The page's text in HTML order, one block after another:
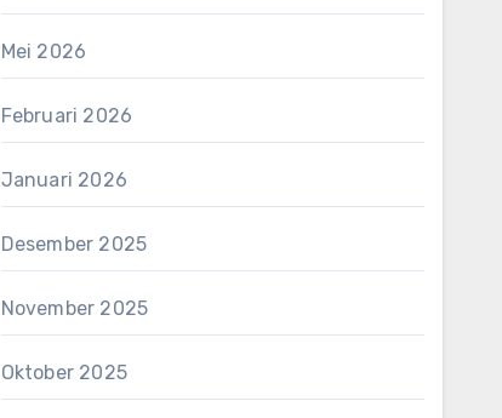
Mei 2026
Februari 2026
Januari 2026
Desember 2025
November 2025
Oktober 2025